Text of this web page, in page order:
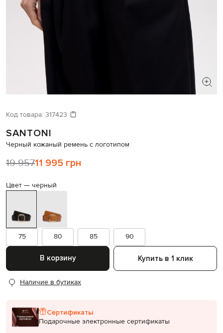
Давайте подберем что-то еще
Похожие товары
Код товара: 317423
SANTONI
Черный кожаный ремень с логотипом
19 95711 995 грн
Цвет — черный
75 80 85 90
В корзину Купить в 1 клик
Наличие в бутиках
Сертификаты
Подарочные электронные сертификаты